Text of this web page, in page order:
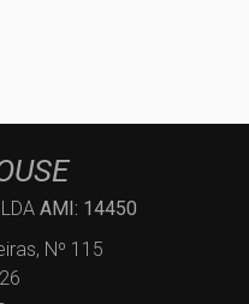
AMI: 14450
Nº 115